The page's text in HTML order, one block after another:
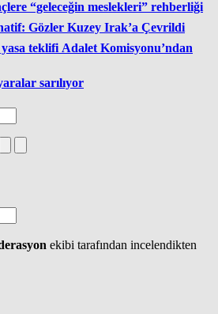
“geleceğin meslekleri” rehberliği
Gözler Kuzey Irak’a Çevrildi
teklifi Adalet Komisyonu’ndan
sarılıyor
ekibi tarafından incelendikten